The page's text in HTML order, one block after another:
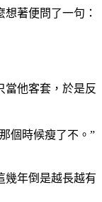
著便問了一句：
當他客套，於是反
個時候瘦了不 。”
幾年倒是越長越有